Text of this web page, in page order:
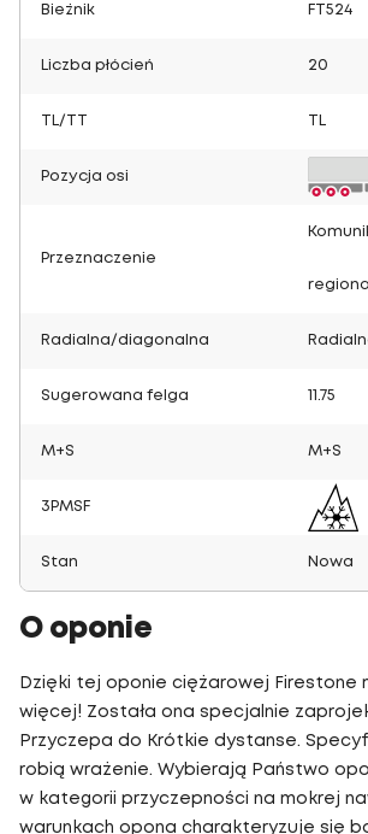
Bieżnik FT524
Liczba płócień 20
TL/TT
Pozycja osi
Przeznaczenie
Radialna/diagonalna
Sugerowana felga 11.75
M+S M+S
3PMSF
Stan Nowa
O oponie
Dzięki tej oponie ciężarowej Firestone
więcej! Została ona specjalnie
Przyczepa do Krótkie dystanse.
robią wrażenie. Wybierają Państwo
w kategorii przyczepności na mokrej
warunkach opona charakteryzuje się